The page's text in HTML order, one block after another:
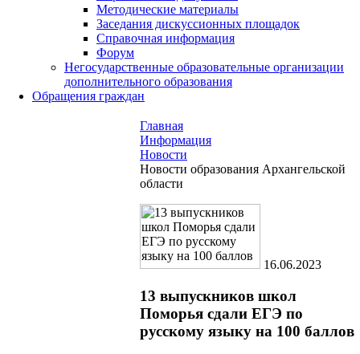
Методические материалы
Заседания дискуссионных площадок
Справочная информация
Форум
Негосударственные образовательные организации
дополнительного образования
Обращения граждан
Главная
Информация
Новости
Новости образования Архангельской
области
16.06.2023
13 выпускников школ
Поморья сдали ЕГЭ по
русскому языку на 100 баллов